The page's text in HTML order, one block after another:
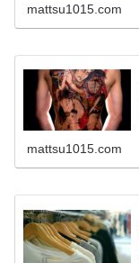
mattsu1015.com
mattsu1015.com